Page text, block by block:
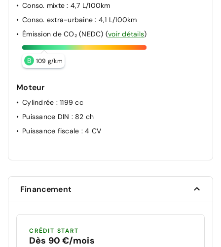
Conso. mixte: 4,7 L/100km
Conso. extra-urbaine: 4,1 L/100km
Émission de CO₂ (NEDC) (voir détails)
B 109 g/km
Moteur
Cylindrée : 1199 cc
Puissance DIN : 82 ch
Puissance fiscale : 4 CV
Financement
CRÉDIT START
Dès 90 €/mois